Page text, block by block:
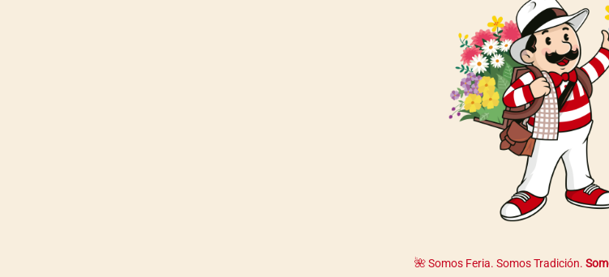
🌺 Somos Feria. Somos Tradición.